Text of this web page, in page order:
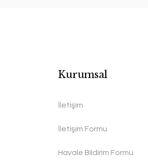
Kurumsal
İletişim
İletişim Formu
Havale Bildirim Formu